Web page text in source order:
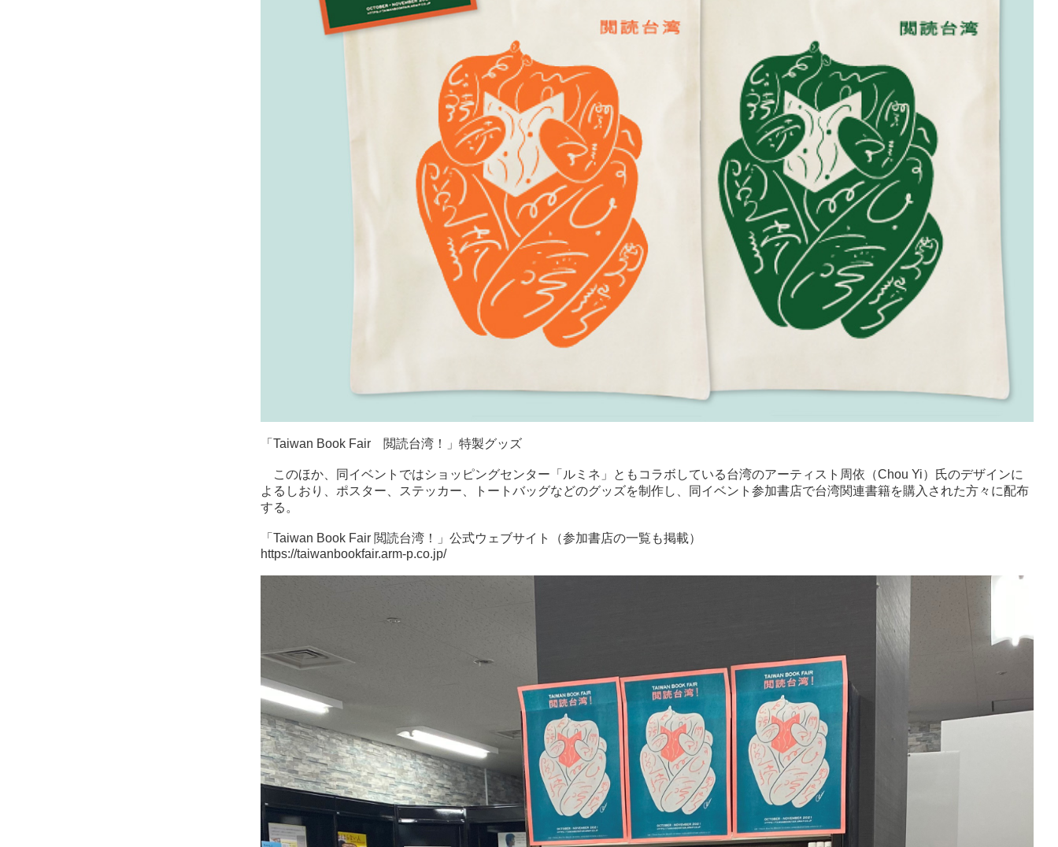
「Taiwan Book Fair 閲読台湾！」特製グッズ
このほか、同イベントではショッピングセンター「ルミネ」ともコラボしている台湾のアーティスト周依（Chou Yi）氏のデザインに
よるしおり、ポスター、ステッカー、トートバッグなどのグッズを制作し、同イベント参加書店で台湾関連書籍を購入された方々に配布
する。
「Taiwan Book Fair 閲読台湾！」公式ウェブサイト（参加書店の一覧も掲載）
https://taiwanbookfair.arm-p.co.jp/